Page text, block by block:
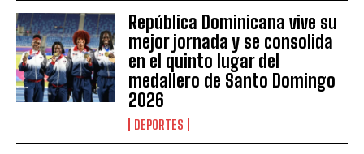
República Dominicana vive su
mejor jornada y se consolida
en el quinto lugar del
medallero de Santo Domingo
2026
DEPORTES